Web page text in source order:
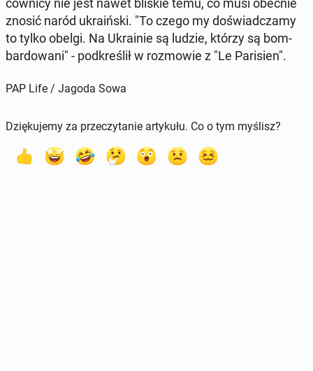
znosić naród ukra­iń­ski. "To czego my do­świad­cza­my
to tylko obelgi. Na Ukra­inie są ludzie, którzy są bom­
bar­do­wa­ni" - pod­kre­ślił w roz­mo­wie z "Le Pa­ri­sien".
PAP Life / Jagoda Sowa
Dziękujemy za przeczytanie artykułu. Co o tym myślisz?